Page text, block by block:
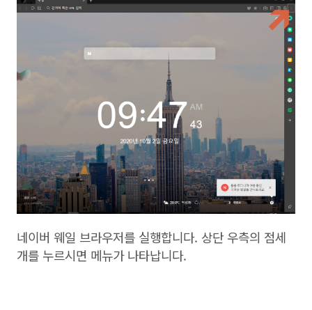
네이버 웨일 브라우저를 실행합니다. 상단 우측의 점세
개를 누르시면 메뉴가 나타납니다.